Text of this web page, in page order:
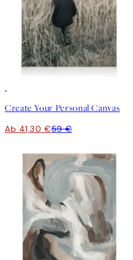
Create Your Personal Canvas
Ab 41,30 €59 €